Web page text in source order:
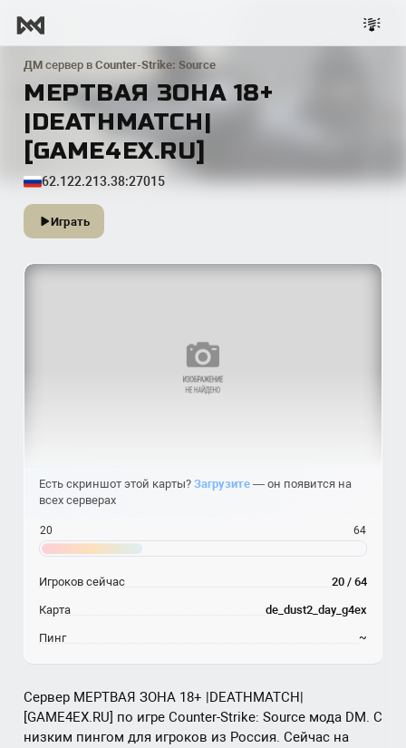
ДМ сервер в Counter-Strike: Source
МЕРТВАЯ ЗОНА 18+
|DEATHMATCH|
[GAME4EX.RU]
62.122.213.38:27015
Играть
Сервер МЕРТВАЯ ЗОНА 18+ |DEATHMATCH|
[GAME4EX.RU] по игре Counter-Strike: Source мода DM. С
низким пингом для игроков из Россия. Сейчас на
Есть скриншот этой карты? Загрузите — он появится на
всех серверах
20 64
Игроков сейчас 20 / 64
Карта de_dust2_day_g4ex
Пинг ~